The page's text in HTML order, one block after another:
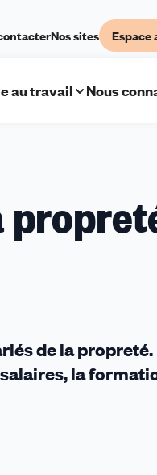
Nos sites Espace
au travail Nous
de la propreté.
la